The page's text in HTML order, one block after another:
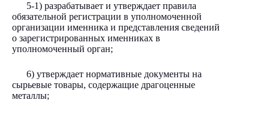
5-1) разрабатывает и утверждает правила
обязательной регистрации в уполномоченной
организации именника и представления сведений
о зарегистрированных именниках в
уполномоченный орган;
6) утверждает нормативные документы на
сырьевые товары, содержащие драгоценные
металлы;